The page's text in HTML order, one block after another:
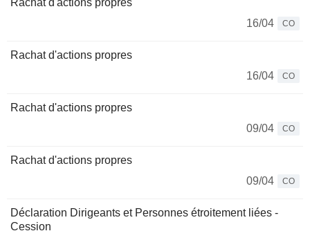
Rachat d'actions propres
16/04
CO
Rachat d'actions propres
16/04
CO
Rachat d'actions propres
09/04
CO
Rachat d'actions propres
09/04
CO
Déclaration Dirigeants et Personnes étroitement liées -
Cession